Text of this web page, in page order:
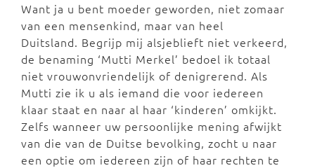
Want ja u bent moeder geworden, niet zomaar
van een mensenkind, maar van heel
Duitsland. Begrijp mij alsjeblieft niet verkeerd,
de benaming ‘Mutti Merkel’ bedoel ik totaal
niet vrouwonvriendelijk of denigrerend. Als
Mutti zie ik u als iemand die voor iedereen
klaar staat en naar al haar ‘kinderen’ omkijkt.
Zelfs wanneer uw persoonlijke mening afwijkt
van die van de Duitse bevolking, zocht u naar
een optie om iedereen zijn of haar rechten te